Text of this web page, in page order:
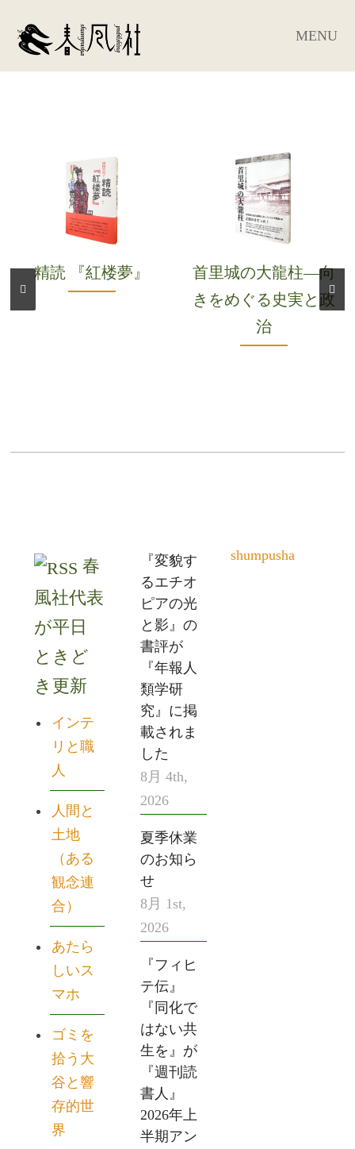
MENU
精読 『紅楼夢』
首里城の大龍柱―向
きをめぐる史実と政
治
春
風社代表
が平日
ときど
き更新
インテ
リと職
人
人間と
土地
（ある
観念連
合）
あたら
しいス
マホ
ゴミを
拾う大
谷と響
存的世
界
『変貌す
るエチオ
ピアの光
と影』の
書評が
『年報人
類学研
究』に掲
載されま
した
8月 4th,
2026
夏季休業
のお知ら
せ
8月 1st,
2026
『フィヒ
テ伝』
『同化で
はない共
生を』が
『週刊読
書人』
2026年上
半期アン
shumpusha